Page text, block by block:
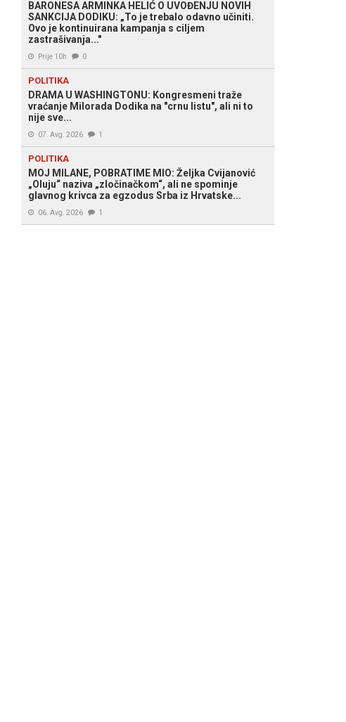
Ilustracija
BARONESA ARMINKA HELIĆ O UVOĐENJU NOVIH
SANKCIJA DODIKU: „To je trebalo odavno učiniti.
Ovo je kontinuirana kampanja s ciljem
zastrašivanja..."
Prije 10h 0
POLITIKA
DRAMA U WASHINGTONU: Kongresmeni traže
vraćanje Milorada Dodika na "crnu listu", ali ni to
nije sve...
07. Avg. 2026 1
POLITIKA
MOJ MILANE, POBRATIME MIO: Željka Cvijanović
„Oluju“ naziva „zločinačkom“, ali ne spominje
glavnog krivca za egzodus Srba iz Hrvatske...
06. Avg. 2026 1